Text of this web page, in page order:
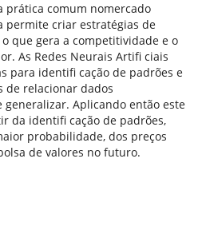
prática comum nomercado
permite criar estratégias de
que gera a competitividade e o
As Redes Neurais Artifi ciais
para identifi cação de padrões e
de relacionar dados
Aplicando então este
da identifi cação de padrões,
probabilidade, dos preços
de valores no futuro.